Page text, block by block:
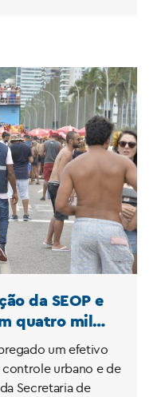
da SEOP e
quatro mil
folia no
de Rua
um efetivo
controle urbano e de
Secretaria de